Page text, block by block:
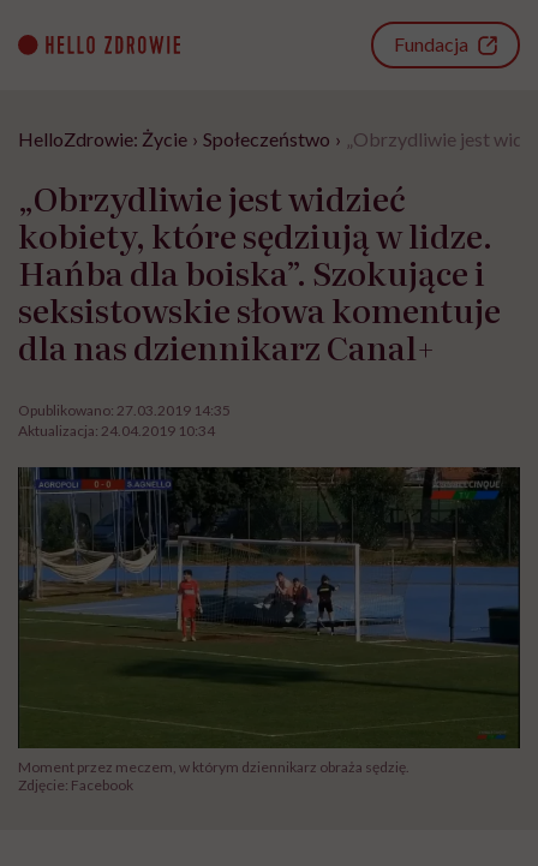
content
Fundacja
HelloZdrowie: Życie › Społeczeństwo › „Obrzydliwie jest
„Obrzydliwie jest widzieć
kobiety, które sędziują w lidze.
Hańba dla boiska”. Szokujące i
seksistowskie słowa komentuje
dla nas dziennikarz Canal+
Opublikowano: 27.03.2019 14:35
Aktualizacja: 24.04.2019 10:34
Moment przez meczem, w którym dziennikarz obraża sędzię.
Zdjęcie: Facebook